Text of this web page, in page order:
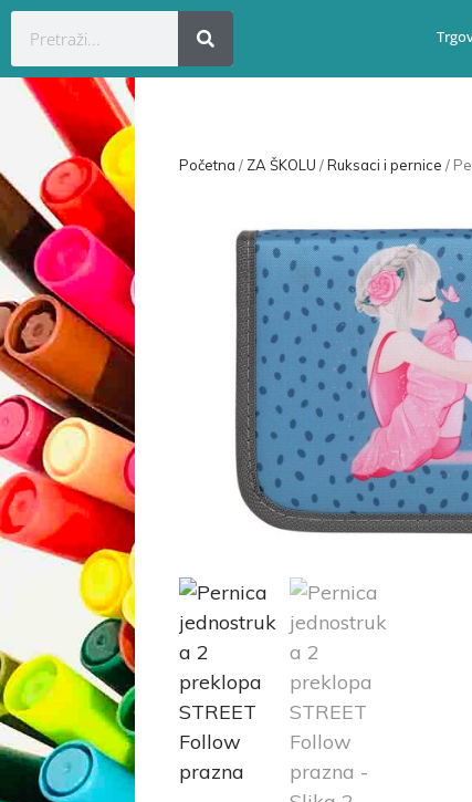
Početna / ZA ŠKOLU /Ruksaci i pernice /